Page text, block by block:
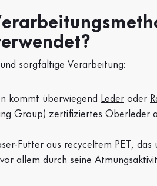
sorgfältige Verarbeitung:
kommt überwiegend Leder oder
Group) zertifiziertes Oberleder
Futter aus recyceltem PET,
allem durch seine